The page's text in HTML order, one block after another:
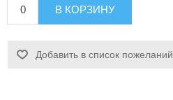
В КОРЗИНУ
Добавить в список пожеланий